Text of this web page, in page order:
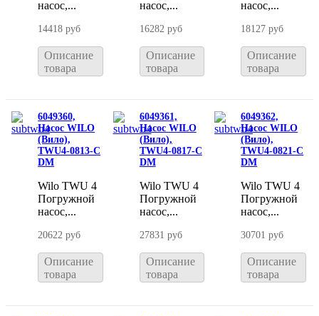
насос,...
14418 руб
Описание
товара
насос,...
16282 руб
Описание
товара
насос,...
18127 руб
Описание
товара
6049360,
Насос WILO
(Вило),
TWU4-0813-C
DM
Wilo TWU 4
Погружной
насос,...
20622 руб
Описание
товара
6049361,
Насос WILO
(Вило),
TWU4-0817-C
DM
Wilo TWU 4
Погружной
насос,...
27831 руб
Описание
товара
6049362,
Насос WILO
(Вило),
TWU4-0821-C
DM
Wilo TWU 4
Погружной
насос,...
30701 руб
Описание
товара